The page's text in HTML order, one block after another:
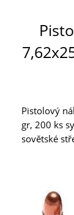
Pistolový
gr, 200 ks
sovětské